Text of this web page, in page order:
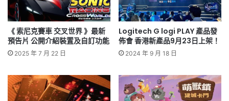
《 索尼克賽車 交叉世界 》最新
預告片 公開介紹裝置及自訂功能
2025 年 7 月 22 日
Logitech G logi PLAY 產品發
佈會 香港新產品9月23日上架！
2024 年 9 月 18 日